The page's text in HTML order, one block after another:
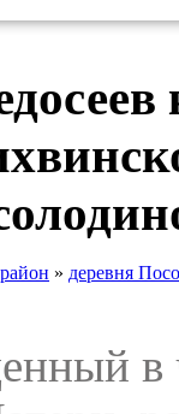
» деревня
в